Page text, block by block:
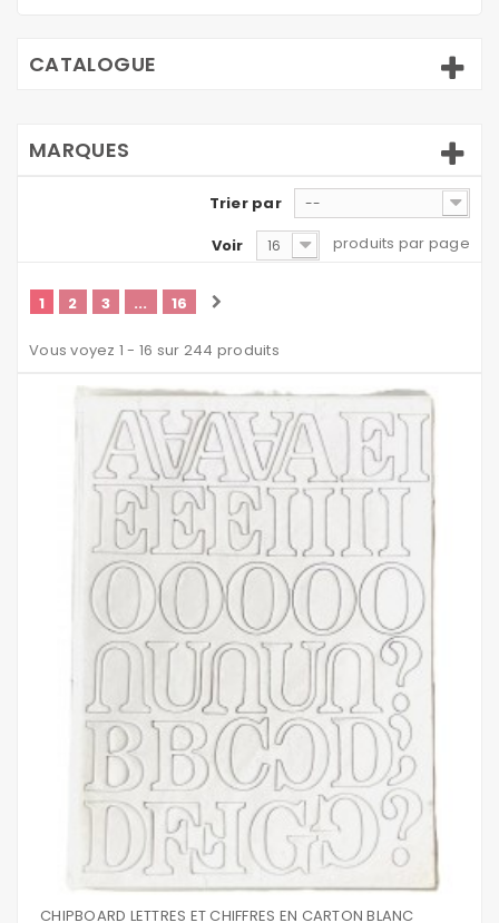
CATALOGUE
MARQUES
Trier par --
Voir 16 produits par page
1 2 3 ... 16
Vous voyez 1 - 16 sur 244 produits
CHIPBOARD LETTRES ET CHIFFRES EN CARTON BLANC